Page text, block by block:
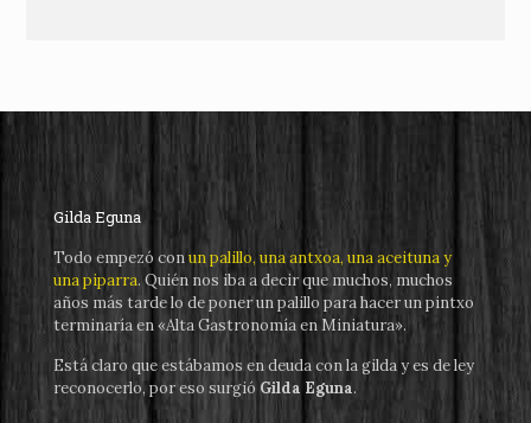
Gilda Eguna
Todo empezó conun palillo, una antxoa, una aceituna y
una piparra. Quién nos iba a decir que muchos, muchos
años más tarde lo de poner un palillo para hacer un pintxo
terminaría en «Alta Gastronomía en Miniatura».
Está claro que estábamos en deuda con la gilda y es de ley
reconocerlo, por eso surgió Gilda Eguna.